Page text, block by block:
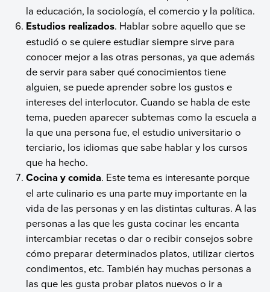
la educación, la sociología, el comercio y la política.
Estudios realizados. Hablar sobre aquello que se
estudió o se quiere estudiar siempre sirve para
conocer mejor a las otras personas, ya que además
de servir para saber qué conocimientos tiene
alguien, se puede aprender sobre los gustos e
intereses del interlocutor. Cuando se habla de este
tema, pueden aparecer subtemas como la escuela a
la que una persona fue, el estudio universitario o
terciario, los idiomas que sabe hablar y los cursos
que ha hecho.
Cocina y comida. Este tema es interesante porque
el arte culinario es una parte muy importante en la
vida de las personas y en las distintas culturas. A las
personas a las que les gusta cocinar les encanta
intercambiar recetas o dar o recibir consejos sobre
cómo preparar determinados platos, utilizar ciertos
condimentos, etc. También hay muchas personas a
las que les gusta probar platos nuevos o ir a